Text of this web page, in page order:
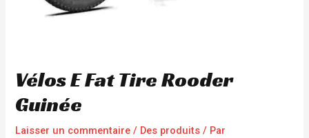
Vélos E Fat Tire Rooder
Guinée
Laisser un commentaire / Des produits / Par